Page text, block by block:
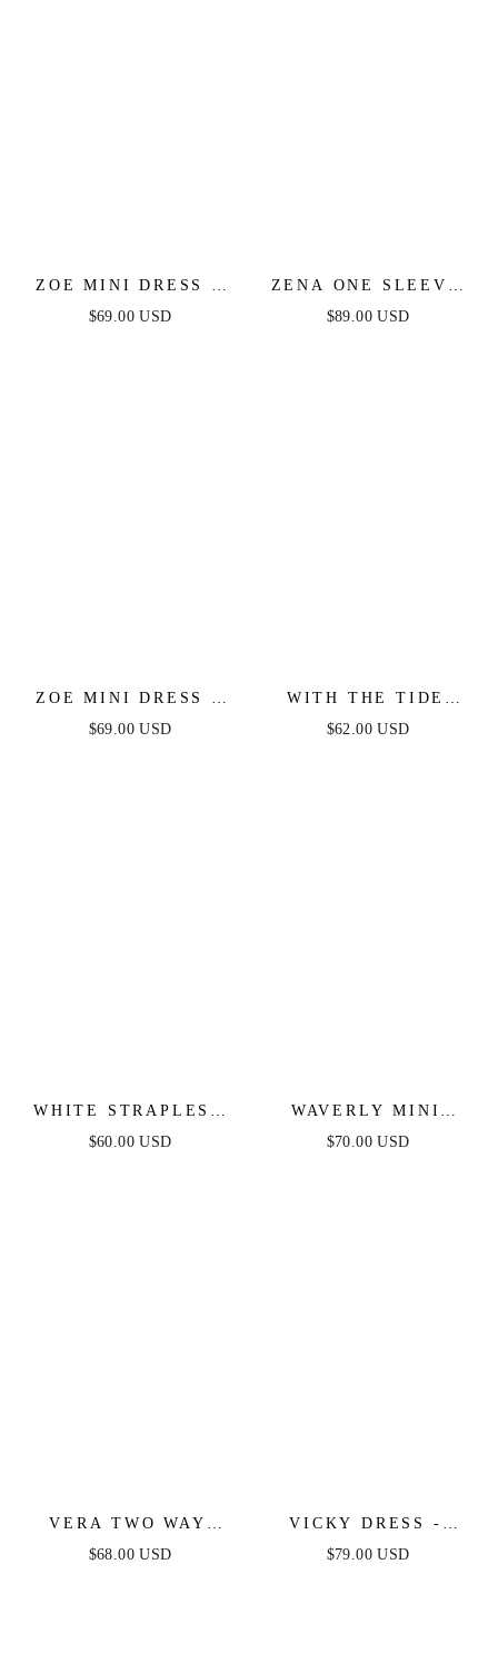
ZOE MINI DRESS -
HOT PINK
$69.00 USD
ZENA ONE SLEEVE
SEQUIN MINI DRESS
$89.00 USD
ZOE MINI DRESS -
BLACK
$69.00 USD
WITH THE TIDE
WOVEN MINI DRESS
$62.00 USD
WHITE STRAPLESS
FLORAL LACE MINI
$60.00 USD
WAVERLY MINI
DRESS - PINK
$70.00 USD
VERA TWO WAY
MINI DRESS - WHITE
$68.00 USD
VICKY DRESS -
WHITE
$79.00 USD